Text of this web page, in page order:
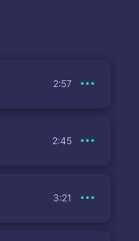
2:57
2:45
3:21